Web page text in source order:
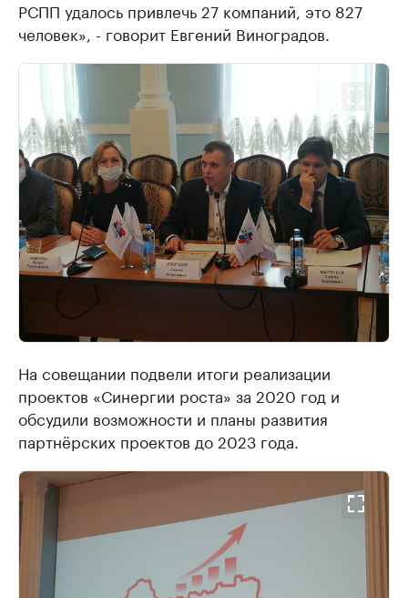
РСПП удалось привлечь 27 компаний, это 827
человек», - говорит Евгений Виноградов.
На совещании подвели итоги реализации
проектов «Синергии роста» за 2020 год и
обсудили возможности и планы развития
партнёрских проектов до 2023 года.